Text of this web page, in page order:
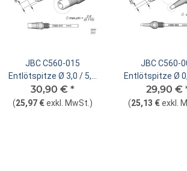
JBC C560-015
Entlötspitze Ø 3,0 / 5,2
mm Düse gerade
30,90 € *
(25,97 € exkl. MwSt. )
JBC C560-
Entlötspitze Ø
mm Düse
29,90 €
(25,13 € exkl.